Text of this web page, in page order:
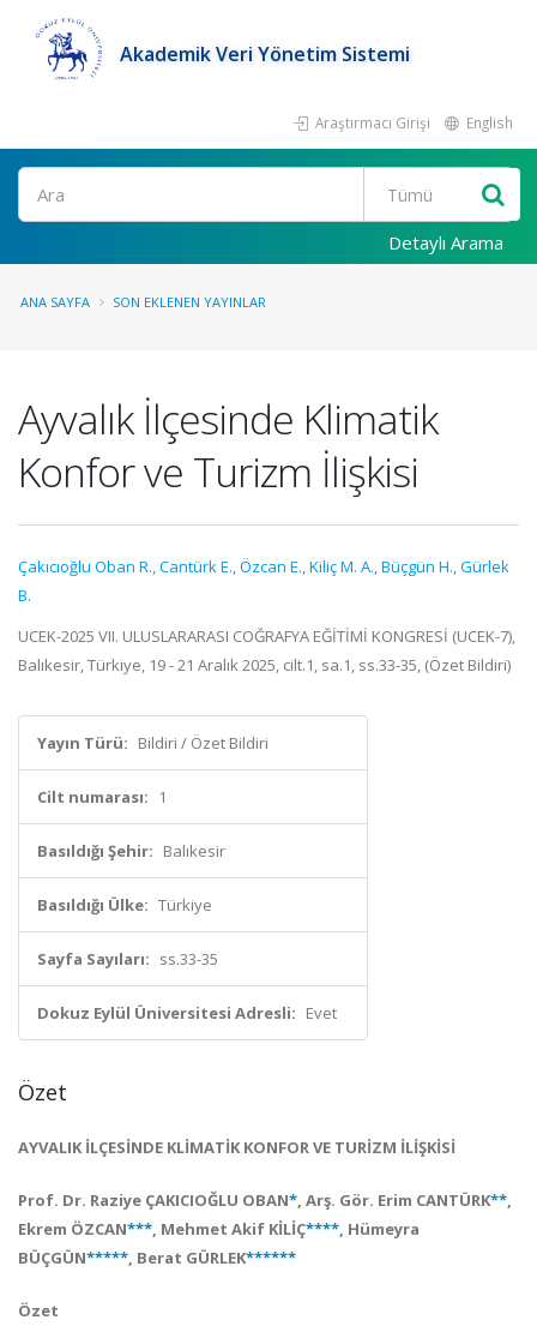
Akademik Veri Yönetim Sistemi
Araştırmacı Girişi English
Ara
Detaylı Arama
ANA SAYFA SON EKLENEN YAYINLAR
Ayvalık İlçesinde Klimatik
Konfor ve Turizm İlişkisi
Çakıcıoğlu Oban R.,Cantürk E.,Özcan E.,Kiliç M. A.,Büçgün H.,Gürlek
B.
UCEK-2025 VII. ULUSLARARASI COĞRAFYA EĞİTİMİ KONGRESİ (UCEK-7),
Balıkesir, Türkiye, 19 - 21 Aralık 2025, cilt.1, sa.1, ss.33-35, (Özet Bildiri)
Yayın Türü: Bildiri / Özet Bildiri
Cilt numarası: 1
Basıldığı Şehir: Balıkesir
Basıldığı Ülke: Türkiye
Sayfa Sayıları: ss.33-35
Dokuz Eylül Üniversitesi Adresli: Evet
Özet
AYVALIK İLÇESİNDE KLİMATİK KONFOR VE TURİZM İLİŞKİSİ
Prof. Dr. Raziye ÇAKICIOĞLU OBAN*, Arş. Gör. Erim CANTÜRK**,
Ekrem ÖZCAN***, Mehmet Akif KİLİÇ****, Hümeyra
BÜÇGÜN*****, Berat GÜRLEK******
Özet